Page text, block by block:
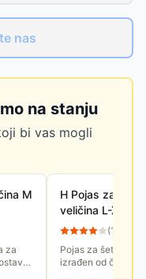
nas
na stanju
bi vas mogli
M
za
H Pojas za pse
veličina L-XL
203526 (11
Pojas za šetnju za
izrađen od čvrste i